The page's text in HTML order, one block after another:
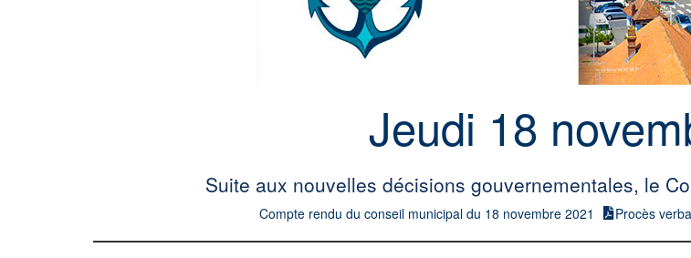
Jeudi 18
Suite aux nouvelles décisions gouvernementales, le
Compte rendu du conseil municipal du 18 novembre 2021 Procès